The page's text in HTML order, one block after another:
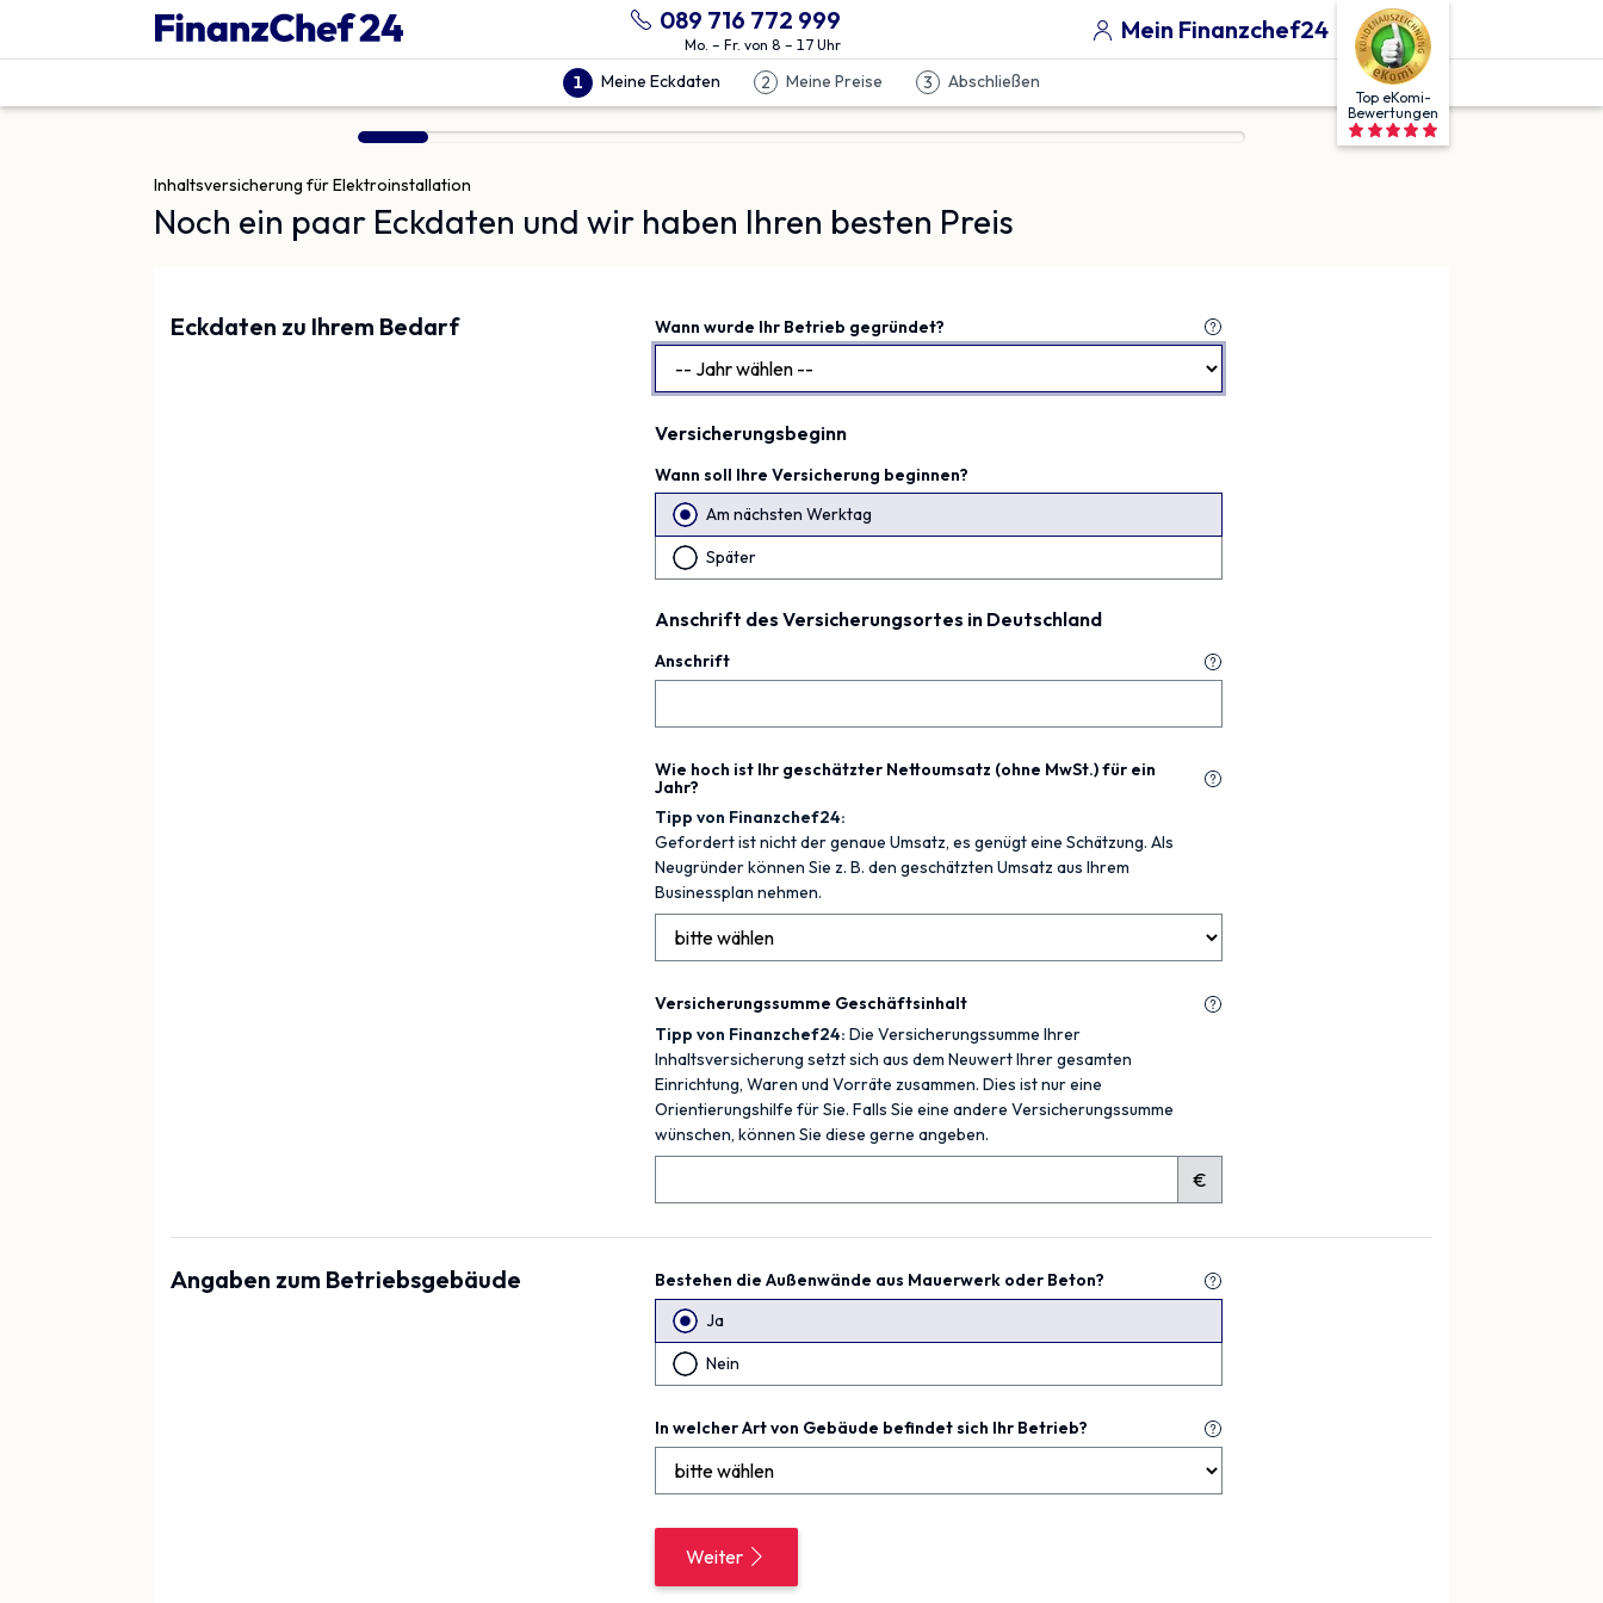
Top eKomi-
Bewertungen
089 716 772 999
Mo. – Fr. von 8 – 17 Uhr Mein Finanzchef24
1 Meine Eckdaten 2 Meine Preise 3 Abschließen
Inhalts­versicherung für Elektroinstallation
Noch ein paar Eckdaten und wir haben Ihren besten Preis
Eckdaten zu Ihrem Bedarf Wann wurde Ihr Betrieb gegründet?
Versicherungsbeginn
Wann soll Ihre Versicherung beginnen?
Am nächsten Werktag
Später
Anschrift des Versicherungsortes in Deutschland
Anschrift
Wie hoch ist Ihr geschätzter Nettoumsatz (ohne MwSt.) für ein
Jahr?
Tipp von Finanzchef24:
Gefordert ist nicht der genaue Umsatz, es genügt eine Schätzung. Als
Neugründer können Sie z. B. den geschätzten Umsatz aus Ihrem
Businessplan nehmen.
Versicherungssumme Geschäftsinhalt
Tipp von Finanzchef24: Die Versicherungssumme Ihrer
Inhaltsversicherung setzt sich aus dem Neuwert Ihrer gesamten
Einrichtung, Waren und Vorräte zusammen. Dies ist nur eine
Orientierungshilfe für Sie. Falls Sie eine andere Versicherungssumme
wünschen, können Sie diese gerne angeben.
€
Angaben zum Betriebsgebäude
Bestehen die Außenwände aus Mauerwerk oder Beton?
Ja
Nein
In welcher Art von Gebäude befindet sich Ihr Betrieb?
Weiter